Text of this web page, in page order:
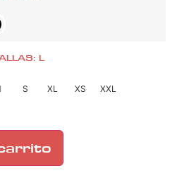
L
S XL XS XXL